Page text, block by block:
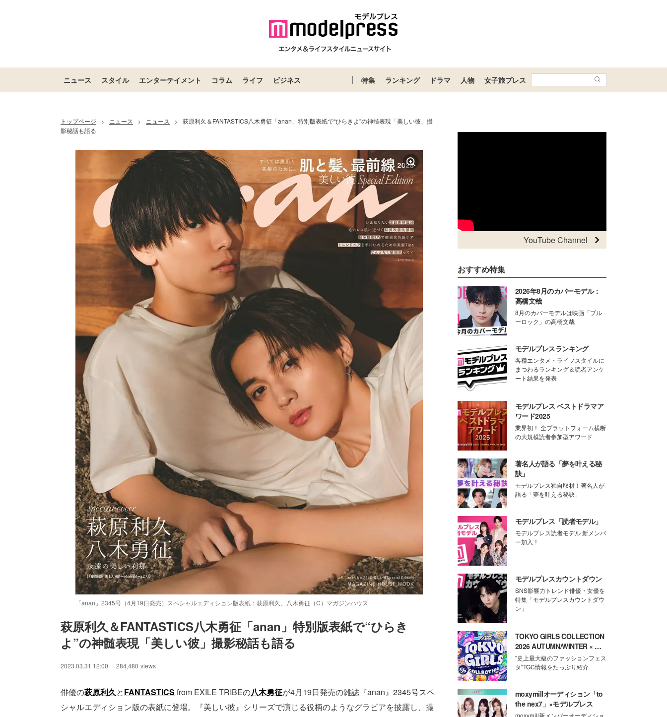
ニュース スタイル エンターテイメント コラム ライフ ビジネス 特集 ランキング ドラマ 人物 女子旅プレス
トップページ > ニュース > ニュース >
萩原利久＆FANTASTICS八木勇征「anan」特別版表紙で“ひらきよ”の神髄表現「美しい彼」撮
影秘話も語る
「anan」2345号（4月19日発売）スペシャルエディション版表紙：萩原利久、八木勇征（C）マガジンハウス
萩原利久＆FANTASTICS八木勇征「anan」特別版表紙で“ひらき
よ”の神髄表現「美しい彼」撮影秘話も語る
2023.03.31 12:00 284,480 views
俳優の萩原利久とFANTASTICS from EXILE TRIBEの八木勇征が4月19日発売の雑誌『anan』2345号スペ
シャルエディション版の表紙に登場。『美しい彼』シリーズで演じる役柄のようなグラビアを披露し、撮
YouTube Channel
おすすめ特集
2026年8月のカバーモデル：
高橋文哉
8月のカバーモデルは映画「ブル
ーロック」の高橋文哉
モデルプレスランキング
各種エンタメ・ライフスタイルに
まつわるランキング＆読者アンケ
ート結果を発表
モデルプレス ベストドラマア
ワード2025
業界初！ 全プラットフォーム横断
の大規模読者参加型アワード
著名人が語る「夢を叶える秘
訣」
モデルプレス独自取材！著名人が
語る「夢を叶える秘訣」
モデルプレス「読者モデル」
モデルプレス読者モデル 新メンバ
ー加入！
モデルプレスカウントダウン
SNS影響力トレンド俳優・女優を
特集「モデルプレスカウントダウ
ン」
TOKYO GIRLS COLLECTION
2026 AUTUMN/WINTER × モ
デルプレス
"史上最大級のファッションフェス
タ"TGC情報をたっぷり紹介
moxymillオーディション「to
the nex7」×モデルプレス
moxymill新メンバーオーディショ